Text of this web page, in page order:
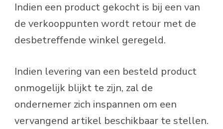
Indien een product gekocht is bij een van
de verkooppunten wordt retour met de
desbetreffende winkel geregeld.
Indien levering van een besteld product
onmogelijk blijkt te zijn, zal de
ondernemer zich inspannen om een
vervangend artikel beschikbaar te stellen.